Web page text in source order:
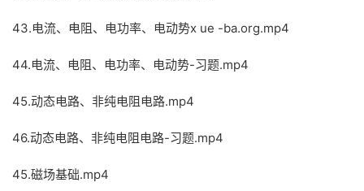
43.电流、电阻、电功率、电动势x ue -ba.org.mp4
44.电流、电阻、电功率、电动势-习题.mp4
45.动态电路、非纯电阻电路.mp4
46.动态电路、非纯电阻电路-习题.mp4
45.磁场基础.mp4